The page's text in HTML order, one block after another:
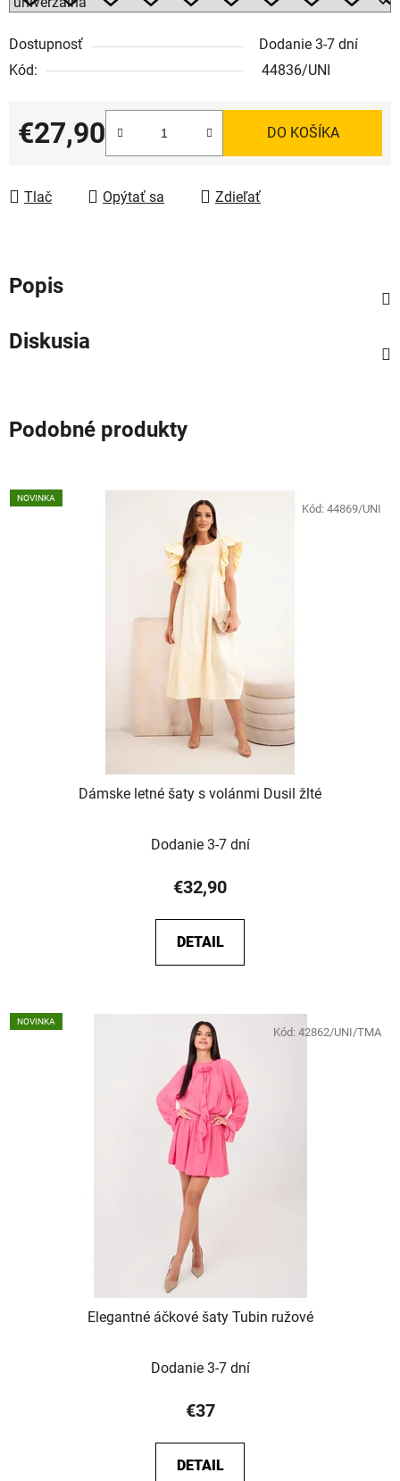
Dostupnosť
Dodanie 3-7 dní
Kód:
44836/UNI
€27,90
Jednotková cena:
DO KOŠÍKA
Tlač Opýtať sa Zdieľať
Popis
Diskusia
Podobné produkty
NOVINKA
Dámske letné šaty s volánmi Dusil žlté
Dodanie 3-7 dní
€32,90
DETAIL
Kód: 44869/UNI
NOVINKA
Elegantné áčkové šaty Tubin ružové
Dodanie 3-7 dní
€37
DETAIL
Kód: 42862/UNI/TMA